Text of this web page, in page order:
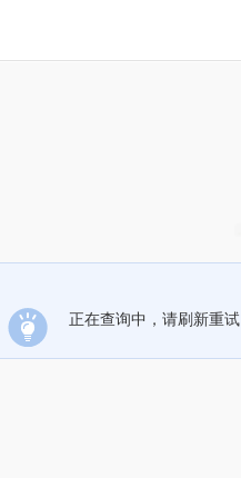
正在查询中，请刷新重试